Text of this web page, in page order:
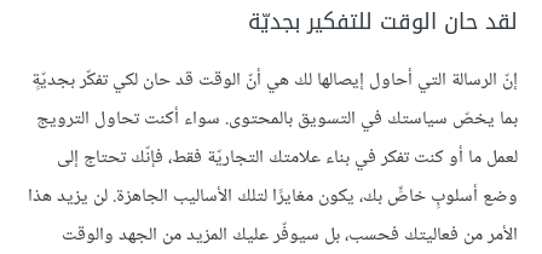
لقد حان الوقت للتفكير بجديّة
إنّ الرسالة التي أحاول إيصالها لك هي أنّ الوقت قد حان لكي تفكّر بجديّةٍ
بما يخصّ سياستك في التسويق بالمحتوى. سواء أكنت تحاول الترويج
لعمل ما أو كنت تفكر في بناء علامتك التجاريّة فقط، فإنّك تحتاج إلى
وضع أسلوبٍ خاصٍّ بك، يكون مغايرًا لتلك الأساليب الجاهزة. لن يزيد هذا
الأمر من فعاليتك فحسب، بل سيوفّر عليك المزيد من الجهد والوقت